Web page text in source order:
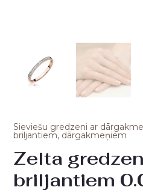
Sieviešu gredzeni ar
briljantiem, dārgakmeņiem
Zelta
briljantiem